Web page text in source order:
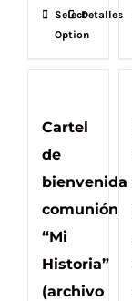
Select
Option
Detalles
Cartel
de
bienvenida
comunión
“Mi
Historia”
(archivo